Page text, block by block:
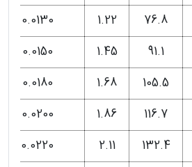
76.8
1.22
0.0130
91.1
1.45
0.0150
105.5
1.68
0.0180
116.7
1.86
0.0200
132.4
2.11
0.0220